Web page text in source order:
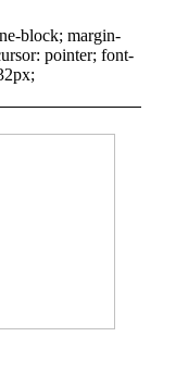
block; margin-
pointer; font-